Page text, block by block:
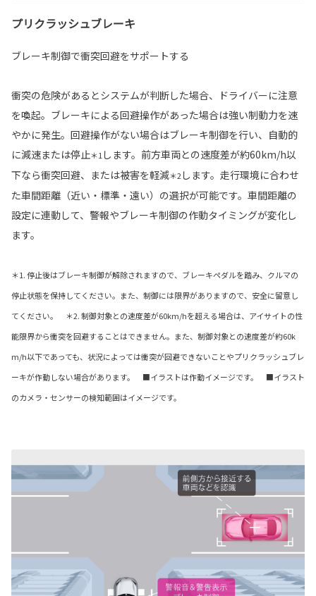
プリクラッシュブレーキ
ブレーキ制御で衝突回避をサポートする
衝突の危険があるとシステムが判断した場合、ドライバーに注意
を喚起。ブレーキによる回避操作があった場合は強い制動力を速
やかに発生。回避操作がない場合はブレーキ制御を行い、自動的
に減速または停止＊1します。前方車両との速度差が約60km/h以
下なら衝突回避、または被害を軽減＊2します。走行環境に合わせ
た車間距離（近い・標準・遠い）の選択が可能です。車間距離の
設定に連動して、警報やブレーキ制御の作動タイミングが変化し
ます。
＊1. 停止後はブレーキ制御が解除されますので、ブレーキペダルを踏み、クルマの
停止状態を保持してください。また、制御には限界がありますので、安全に留意し
てください。 ＊2. 制御対象との速度差が60km/hを超える場合は、アイサイトの性
能限界から衝突を回避することはできません。また、制御対象との速度差が約60k
m/h以下であっても、状況によっては衝突が回避できないことやプリクラッシュブレ
ーキが作動しない場合があります。 ■イラストは作動イメージです。 ■イラスト
のカメラ・センサーの検知範囲はイメージです。